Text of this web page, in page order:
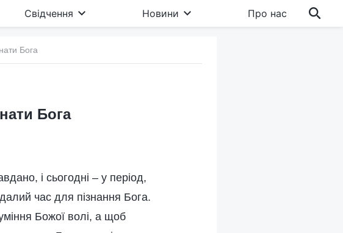
Свідчення Новини Про нас
Бога
Бога
і сьогодні – у період,
час для пізнання Бога.
Божої волі, а щоб